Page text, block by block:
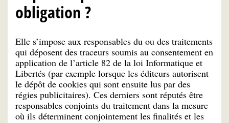
obligation ?
Elle s’impose aux responsables du ou des traitements
qui déposent des traceurs soumis au consentement en
application de l’article 82 de la loi Informatique et
Libertés (par exemple lorsque les éditeurs autorisent
le dépôt de cookies qui sont ensuite lus par des
régies publicitaires). Ces derniers sont réputés être
responsables conjoints du traitement dans la mesure
où ils déterminent conjointement les finalités et les